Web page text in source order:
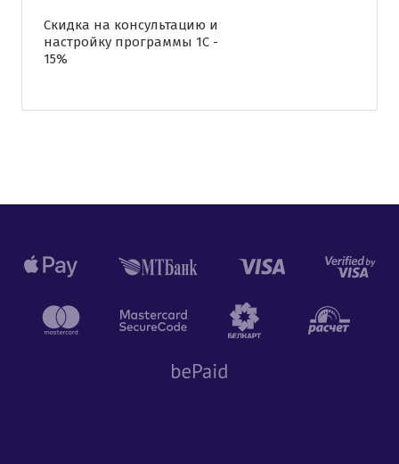
Скидка на консультацию и
настройку программы 1С -
15%